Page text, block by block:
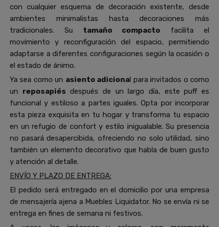
con cualquier esquema de decoración existente, desde
ambientes minimalistas hasta decoraciones más
tradicionales. Su tamaño compacto facilita el
movimiento y reconfiguración del espacio, permitiendo
adaptarse a diferentes configuraciones según la ocasión o
el estado de ánimo.
Ya sea como un asiento adicional para invitados o como
un reposapiés después de un largo día, este puff es
funcional y estiloso a partes iguales. Opta por incorporar
esta pieza exquisita en tu hogar y transforma tu espacio
en un refugio de confort y estilo inigualable. Su presencia
no pasará desapercibida, ofreciendo no solo utilidad, sino
también un elemento decorativo que habla de buen gusto
y atención al detalle.
ENVÍO Y PLAZO DE ENTREGA:
El pedido será entregado en el domicilio por una empresa
de mensajería ajena a Muebles Liquidator. No se envía ni se
entrega en fines de semana ni festivos.